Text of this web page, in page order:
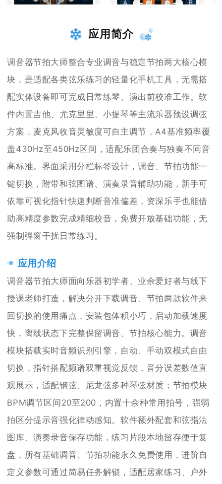
应用简介
调音器节拍大师整合专业调音与稳定节拍两大核心模
块，是适配各类弦乐练习的轻量化手机工具，无需搭
配实体设备即可完成日常练琴、演出前校准工作。软
件内置吉他、尤克里里、小提琴等主流乐器预设调弦
方案，麦克风收音灵敏度可自主调节，A4基准频率覆
盖430Hz至450Hz区间，适配乐团合奏与独奏不同音
高标准。界面采用分栏标签设计，调音、节拍功能一
键切换，附带和弦图谱、演奏录音辅助功能，新手可
依靠可视化指针快速判断音准偏差，资深乐手也能借
助高精度参数完成精细校音，免费开放基础功能，无
强制弹窗干扰日常练习。
应用介绍
调音器节拍大师面向乐器初学者、业余爱好者与线下
授课老师打造，解决分开下载调音、节拍两款软件来
回切换的使用痛点，安装包体积小巧，启动加载速度
快，离线状态下完整保留调音、节拍核心能力。调音
模块搭载实时音频识别引擎，自动、手动双模式自由
切换，指针搭配频谱双重视觉反馈，音分误差数值直
观展示，适配钢弦、尼龙弦多种琴弦材质；节拍模块
BPM调节区间20至200，内置十余种常用拍号，强弱
拍区分提示音强化律动感知。软件额外配套和弦指法
图库、演奏录音保存功能，练习片段本地留存便于复
盘，所有基础调音、节拍功能永久免费使用，进阶自
定义参数可通过简易任务解锁，适配居家练习、户外